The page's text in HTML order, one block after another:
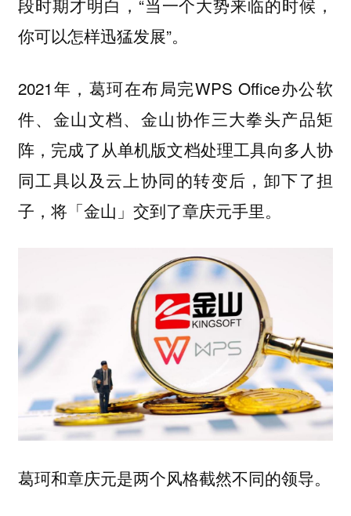
段时期才明白，“当一个大势来临的时候，
你可以怎样迅猛发展”。
2021年，葛珂在布局完WPS Office办公软
件、金山文档、金山协作三大拳头产品矩
阵，完成了从单机版文档处理工具向多人协
同工具以及云上协同的转变后，卸下了担
子，将「金山」交到了章庆元手里。
葛珂和章庆元是两个风格截然不同的领导。